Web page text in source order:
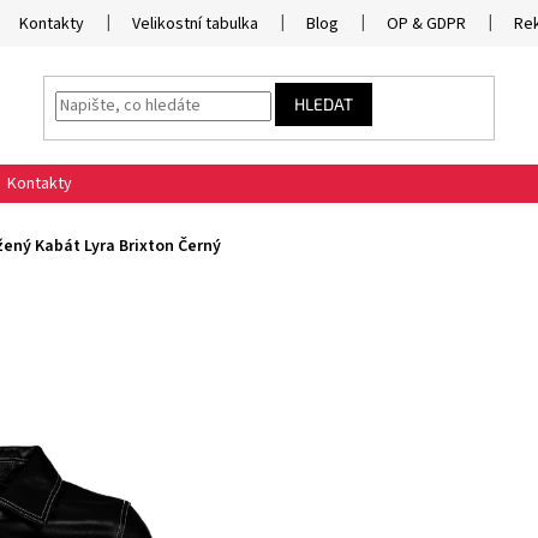
Kontakty Velikostní tabulka Blog OP & GDPR
HLEDAT
Kontakty
Kabát Lyra Brixton Černý